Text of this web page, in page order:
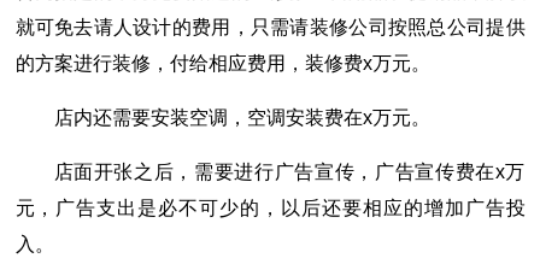
就可免去请人设计的费用，只需请装修公司按照总公司提供
的方案进行装修，付给相应费用，装修费x万元。
店内还需要安装空调，空调安装费在x万元。
店面开张之后，需要进行广告宣传，广告宣传费在x万
元，广告支出是必不可少的，以后还要相应的增加广告投
入。